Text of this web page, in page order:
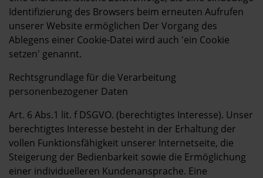
Identifizierung des Browsers beim erneuten Aufrufen
unserer Website ermöglichen Der Vorgang des
Ablegens einer Cookie-Datei wird auch 'ein Cookie
setzen' genannt.
Rechtsgrundlage für die Verarbeitung
personenbezogener Daten
Art. 6 Abs.1 lit. f DSGVO. (berechtigtes Interesse). Unser
berechtigtes Interesse besteht in der Erhaltung der
vollen Funktionsfähigkeit unserer Internetseite, die
Steigerung der Bedienbarkeit sowie die Ermöglichung
einer individuelleren Kundenansprache. Eine